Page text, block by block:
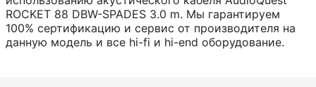
ROCKET 88 DBW-SPADES 3.0 m. Мы гарантируем
100% сертификацию и сервис от производителя на
данную модель и все hi-fi и hi-end оборудование.